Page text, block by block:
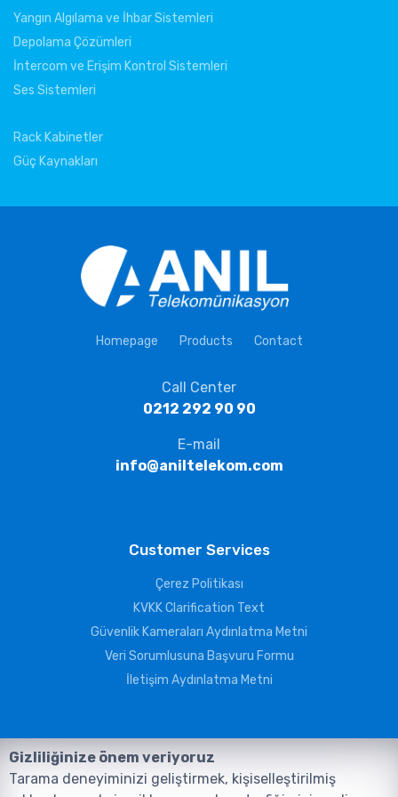
Yangın Algılama ve İhbar Sistemleri
Depolama Çözümleri
İntercom ve Erişim Kontrol Sistemleri
Ses Sistemleri
Rack Kabinetler
Güç Kaynakları
Homepage Products Contact
Call Center
0212 292 90 90
E-mail
info@aniltelekom.com
Customer Services
Çerez Politikası
KVKK Clarification Text
Güvenlik Kameraları Aydınlatma Metni
Veri Sorumlusuna Başvuru Formu
İletişim Aydınlatma Metni
Gizliliğinize önem veriyoruz
Tarama deneyiminizi geliştirmek, kişiselleştirilmiş